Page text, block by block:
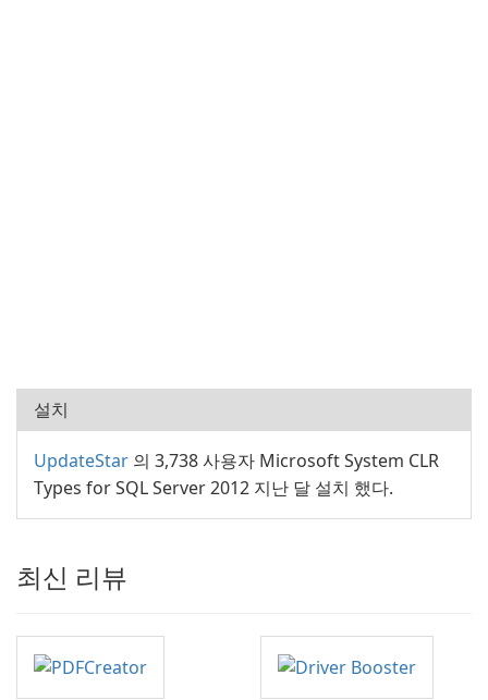
설치
UpdateStar 의 3,738 사용자 Microsoft System CLR
Types for SQL Server 2012 지난 달 설치 했다.
최신 리뷰